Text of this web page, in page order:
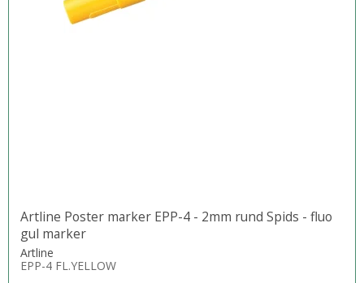
Artline Poster marker EPP-4 - 2mm rund Spids - fluo
gul marker
Artline
EPP-4 FL.YELLOW